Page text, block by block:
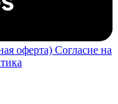
оферта) Согласие на